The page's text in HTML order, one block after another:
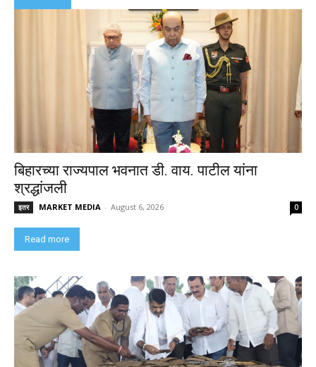
बिहारच्या राज्यपाल भवनात डी. वाय. पाटील यांना
श्रद्धांजली
इतर MARKET MEDIA - August 6, 2026 0
Read more